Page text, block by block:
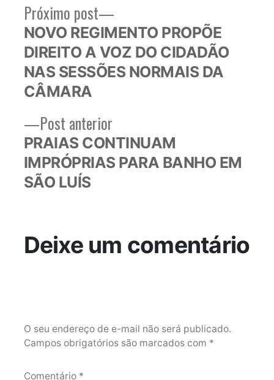
Navegação
de
Post
Post anteriorPost
anterior:
PRAIAS CONTINUAM
IMPRÓPRIAS PARA BANHO EM
SÃO LUÍS
Próximo post
Próximo
post:
NOVO REGIMENTO PROPÕE
DIREITO A VOZ DO CIDADÃO
NAS SESSÕES NORMAIS DA
CÂMARA
Deixe um comentário
O seu endereço de e-mail não será publicado.
Campos obrigatórios são marcados com *
Comentário *